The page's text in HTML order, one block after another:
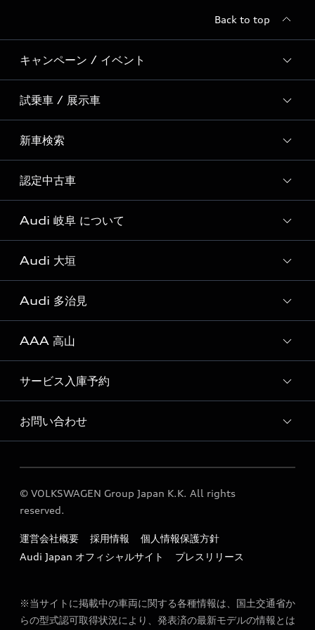
Back to top
キャンペーン / イベント
全国統一イベント
ディーラー独自イベント
試乗車 / 展示車
試乗予約
試乗車・展示車一覧
新車検索
新車検索
認定中古車
Audi認定中古車検索
Audi 岐阜 について
Audi 岐阜 店舗情報
Audi Approved Automobile 岐阜 店舗情報
Audi 岐阜 運営会社概要
採用情報
定期点検 / 車検 料金表
Audi 大垣
Audi 大垣 店舗情報
Audi 多治見
Audi 多治見 店舗情報
AAA 高山
AAA 高山 店舗情報
サービス入庫予約
Audi 岐阜 サービス入庫予約
お問い合わせ
各種お問い合わせ
© VOLKSWAGEN Group Japan K.K. All rights
reserved.
運営会社概要 採用情報
個人情報保護方針
Audi Japan オフィシャルサイト
プレスリリース
※当サイトに掲載中の車両に関する各種情報は、国土交通省か
らの型式認可取得状況により、発表済の最新モデルの情報とは